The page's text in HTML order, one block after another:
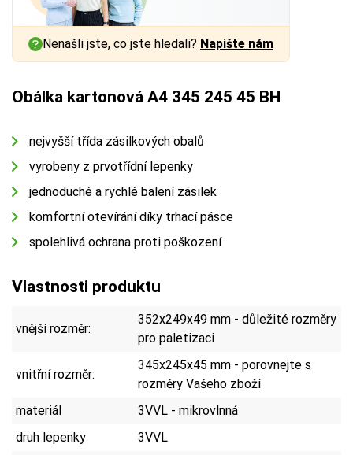
Nenašli jste, co jste hledali? Napište nám
Obálka kartonová A4 345 245 45 BH
nejvyšší třída zásilkových obalů
vyrobeny z prvotřídní lepenky
jednoduché a rychlé balení zásilek
komfortní otevírání díky trhací pásce
spolehlivá ochrana proti poškození
Vlastnosti produktu
vnější rozměr:
352x249x49 mm - důležité rozměry
pro paletizaci
vnitřní rozměr:
345x245x45 mm - porovnejte s
rozměry Vašeho zboží
materiál
3VVL - mikrovlnná
druh lepenky
3VVL